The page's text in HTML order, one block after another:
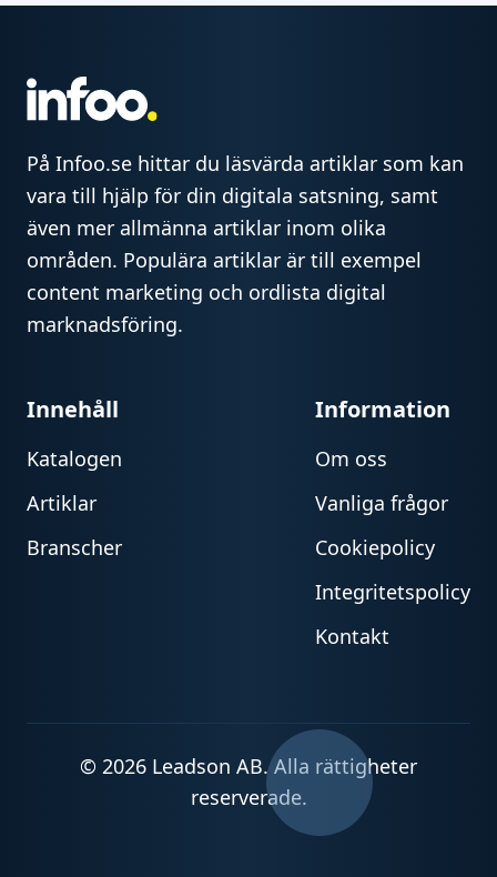
På Infoo.se hittar du läsvärda artiklar som kan
vara till hjälp för din digitala satsning, samt
även mer allmänna artiklar inom olika
områden. Populära artiklar är till exempel
content marketing och ordlista digital
marknadsföring.
Innehåll
Katalogen
Artiklar
Branscher
Information
Om oss
Vanliga frågor
Cookiepolicy
Integritetspolicy
Kontakt
© 2026 Leadson AB. Alla rättigheter
reserverade.